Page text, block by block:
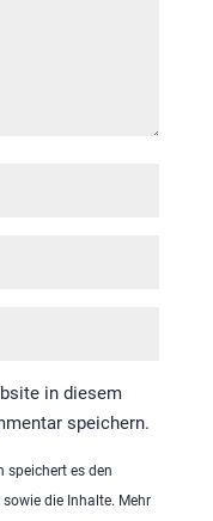
in diesem
speichern.
speichert es den
die Inhalte. Mehr